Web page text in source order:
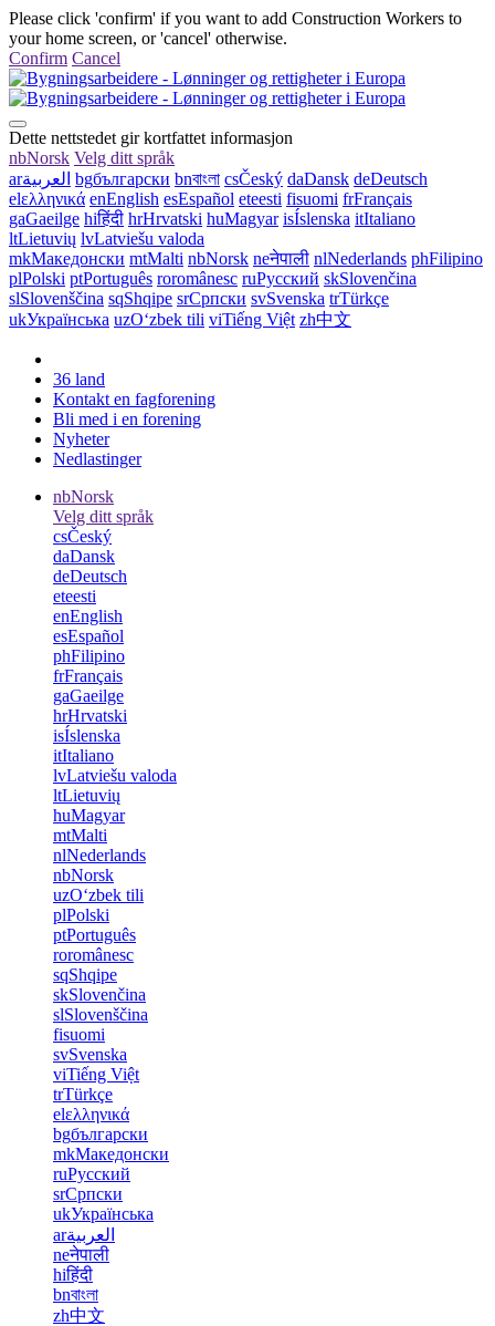
Please click 'confirm' if you want to add Construction Workers to
your home screen, or 'cancel' otherwise.
Confirm Cancel
Dette nettstedet gir kortfattet informasjon
nbNorsk Velg ditt språk
arالعربية bgбългарски bnবাংলা csČeský daDansk deDeutsch
elελληνικά enEnglish esEspañol eteesti fisuomi frFrançais
gaGaeilge hiहिंदी hrHrvatski huMagyar isÍslenska itItaliano
ltLietuvių lvLatviešu valoda
mkМакедонски mtMalti nbNorsk neनेपाली nlNederlands phFilipino
plPolski ptPortuguês roromânesc ruРусский skSlovenčina
slSlovenščina sqShqipe srСрпски svSvenska trTürkçe
ukУкраїнська uzOʻzbek tili viTiếng Việt zh中文
36 land
Kontakt en fagforening
Bli med i en forening
Nyheter
Nedlastinger
nbNorsk
Velg ditt språk
csČeský
daDansk
deDeutsch
eteesti
enEnglish
esEspañol
phFilipino
frFrançais
gaGaeilge
hrHrvatski
isÍslenska
itItaliano
lvLatviešu valoda
ltLietuvių
huMagyar
mtMalti
nlNederlands
nbNorsk
uzOʻzbek tili
plPolski
ptPortuguês
roromânesc
sqShqipe
skSlovenčina
slSlovenščina
fisuomi
svSvenska
viTiếng Việt
trTürkçe
elελληνικά
bgбългарски
mkМакедонски
ruРусский
srСрпски
ukУкраїнська
arالعربية
neनेपाली
hiहिंदी
bnবাংলা
zh中文